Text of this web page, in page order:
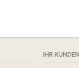
IHR